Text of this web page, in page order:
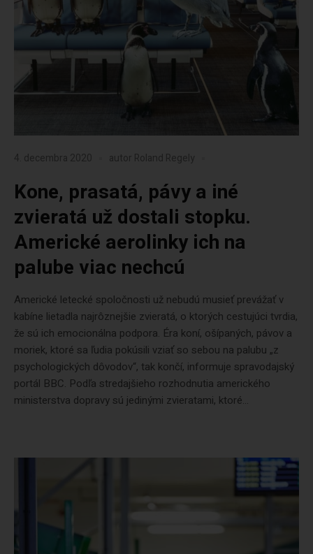
4. decembra 2020 autor Roland Regely
Kone, prasatá, pávy a iné
zvieratá už dostali stopku.
Americké aerolinky ich na
palube viac nechcú
Americké letecké spoločnosti už nebudú musieť prevážať v
kabíne lietadla najrôznejšie zvieratá, o ktorých cestujúci tvrdia,
že sú ich emocionálna podpora. Éra koní, ošípaných, pávov a
moriek, ktoré sa ľudia pokúsili vziať so sebou na palubu „z
psychologických dôvodov“, tak končí, informuje spravodajský
portál BBC. Podľa stredajšieho rozhodnutia amerického
ministerstva dopravy sú jedinými zvieratami, ktoré...